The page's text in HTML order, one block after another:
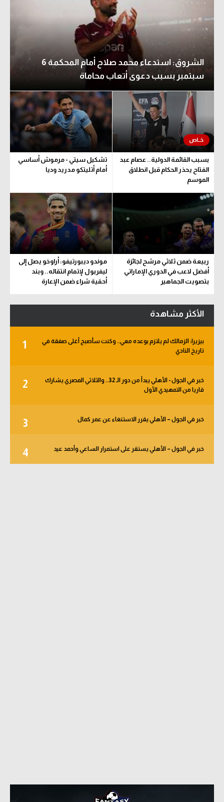
الشروق: استدعاء محمد صلاح أمام المحكمة 6
سبتمبر بسبب دعوى أتعاب محاماة
بسبب القائمة الدولية.. عصام عبد
الفتاح يحذر الحكام قبل انطلاق
الموسم
تشكيل سيتي - مرموش أساسي
أمام أتليتكو مدريد وديا
ربيعة ضمن ثلاثي مرشح لجائزة
أفضل لاعب في الدوري الإماراتي
بتصويت الجماهير
موندو ديبورتيفو: أراوخو يصل إلى
ليفربول لإتمام انتقاله.. وبند
أحقية شراء ضمن الإعارة
الأكثر مشاهدة
1
بيزيرا: الزمالك لم يلتزم بوعده معي.. وكنت سأصبح أغلى صفقة في
تاريخ النادي
2
خبر في الجول - الأهلي يبدأ من دور الـ 32.. والثلاثي المصري يشارك
قاريا من التمهيدي الأول
3 خبر في الجول – الأهلي يقرر الاستنغاء عن عمر كمال
4 خبر في الجول – الأهلي يستقر على استمرار الساعي وأحمد عيد